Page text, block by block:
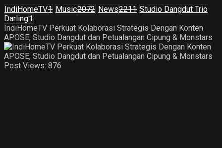
IndiHomeTV1 Music2072 News2211 Studio Dangdut Trio
Darling1
IndiHomeTV Perkuat Kolaborasi Strategis Dengan Konten
APOSE, Studio Dangdut dan Petualangan Cipung & Monstars
Post Views: 876